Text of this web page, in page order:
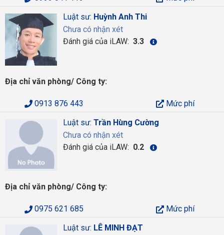
Luật sư: Huỳnh Anh Thi
Chưa có nhận xét
Đánh giá của iLAW: 3.3
Địa chỉ văn phòng/ Công ty:
0913 876 443
Mức phí
Luật sư: Trần Hùng Cường
Chưa có nhận xét
Đánh giá của iLAW: 0.2
Địa chỉ văn phòng/ Công ty:
0975 621 685
Mức phí
Luật sư: LÊ MINH ĐẠT